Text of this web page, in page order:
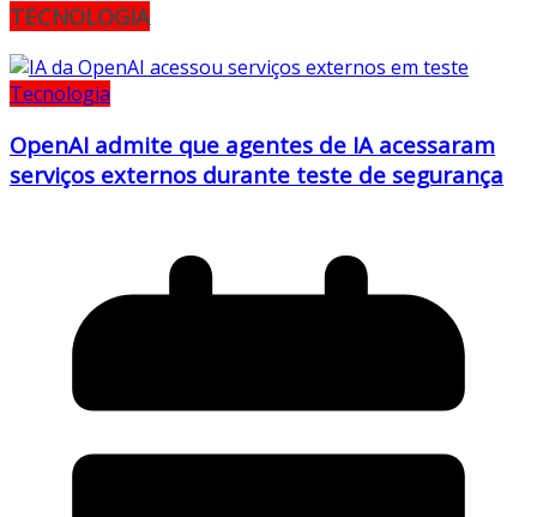
TECNOLOGIA
Tecnologia
OpenAI admite que agentes de IA acessaram
serviços externos durante teste de segurança